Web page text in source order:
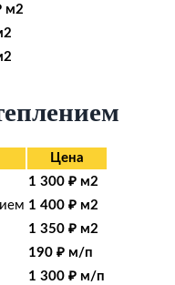
м2
Цена
1 300 ₽ м2
1 400 ₽ м2
1 350 ₽ м2
190 ₽ м/п
1 300 ₽ м/п